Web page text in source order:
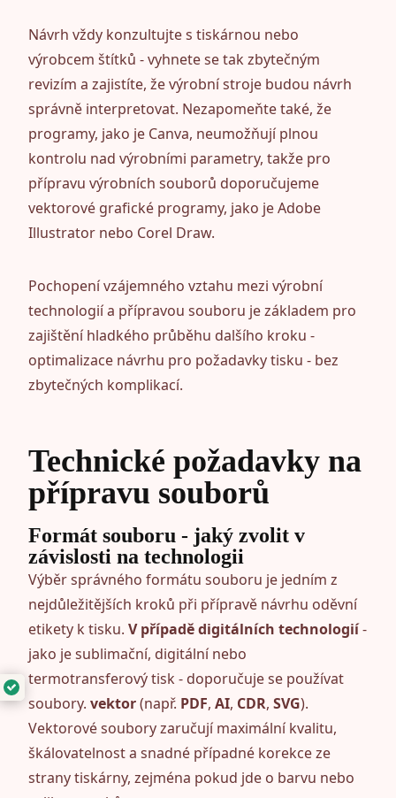
Návrh vždy konzultujte s tiskárnou nebo
výrobcem štítků - vyhnete se tak zbytečným
revizím a zajistíte, že výrobní stroje budou návrh
správně interpretovat. Nezapomeňte také, že
programy, jako je Canva, neumožňují plnou
kontrolu nad výrobními parametry, takže pro
přípravu výrobních souborů doporučujeme
vektorové grafické programy, jako je Adobe
Illustrator nebo Corel Draw.
Pochopení vzájemného vztahu mezi výrobní
technologií a přípravou souboru je základem pro
zajištění hladkého průběhu dalšího kroku -
optimalizace návrhu pro požadavky tisku - bez
zbytečných komplikací.
Technické požadavky na
přípravu souborů
Formát souboru - jaký zvolit v
závislosti na technologii
Výběr správného formátu souboru je jedním z
nejdůležitějších kroků při přípravě návrhu oděvní
etikety k tisku. V případě digitálních technologií-
jako je sublimační, digitální nebo
termotransferový tisk - doporučuje se používat
soubory. vektor(např. PDF, AI, CDR, SVG).
Vektorové soubory zaručují maximální kvalitu,
škálovatelnost a snadné případné korekce ze
strany tiskárny, zejména pokud jde o barvu nebo